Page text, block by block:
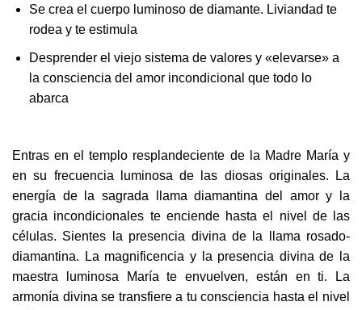
Se crea el cuerpo luminoso de diamante. Liviandad te
rodea y te estimula
Desprender el viejo sistema de valores y «elevarse» a
la consciencia del amor incondicional que todo lo
abarca
Entras en el templo resplandeciente de la Madre María y
en su frecuencia luminosa de las diosas originales. La
energía de la sagrada llama diamantina del amor y la
gracia incondicionales te enciende hasta el nivel de las
células. Sientes la presencia divina de la llama rosado-
diamantina. La magnificencia y la presencia divina de la
maestra luminosa María te envuelven, están en ti. La
armonía divina se transfiere a tu consciencia hasta el nivel